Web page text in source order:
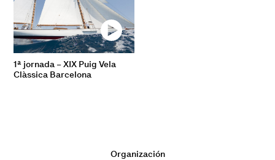
1ª jornada – XIX Puig Vela
Clàssica Barcelona
Organización